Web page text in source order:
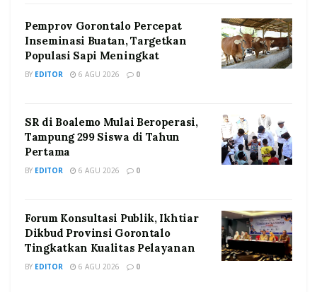
Pemprov Gorontalo Percepat
Inseminasi Buatan, Targetkan
Populasi Sapi Meningkat
BY EDITOR 6 AGU 2026 0
SR di Boalemo Mulai Beroperasi,
Tampung 299 Siswa di Tahun
Pertama
BY EDITOR 6 AGU 2026 0
Forum Konsultasi Publik, Ikhtiar
Dikbud Provinsi Gorontalo
Tingkatkan Kualitas Pelayanan
BY EDITOR 6 AGU 2026 0